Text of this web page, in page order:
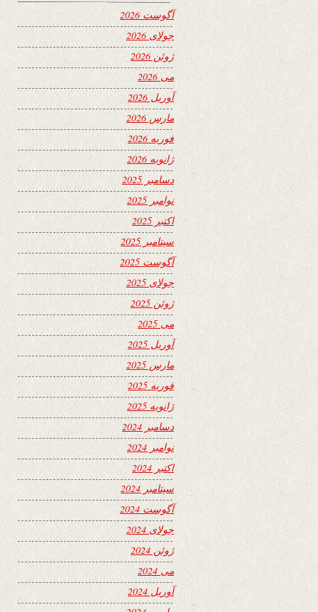
آگوست 2026
جولای 2026
ژوئن 2026
می 2026
آوریل 2026
مارس 2026
فوریه 2026
ژانویه 2026
دسامبر 2025
نوامبر 2025
اکتبر 2025
سپتامبر 2025
آگوست 2025
جولای 2025
ژوئن 2025
می 2025
آوریل 2025
مارس 2025
فوریه 2025
ژانویه 2025
دسامبر 2024
نوامبر 2024
اکتبر 2024
سپتامبر 2024
آگوست 2024
جولای 2024
ژوئن 2024
می 2024
آوریل 2024